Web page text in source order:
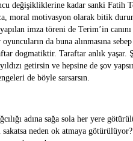
değişikliklerine kadar sanki Fatih
motivasyon olarak bitik
imza töreni de Terim’in
da buna alınmasına
dogmatiktir. Taraftar anlık yaşar.
getirsin ve hepsine de şov
de böyle sarsarsın.
adına sağa sola her yere
neden ok atmaya götürülüyor?